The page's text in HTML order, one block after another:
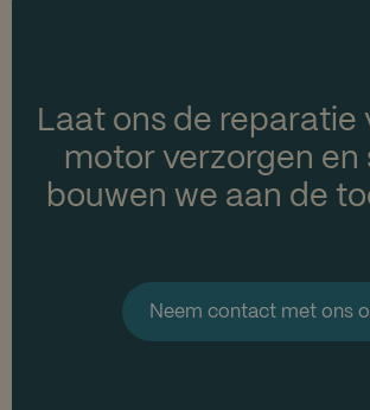
Laat ons de reparatie
motor verzorgen en
bouwen we aan de
Neem contact met ons